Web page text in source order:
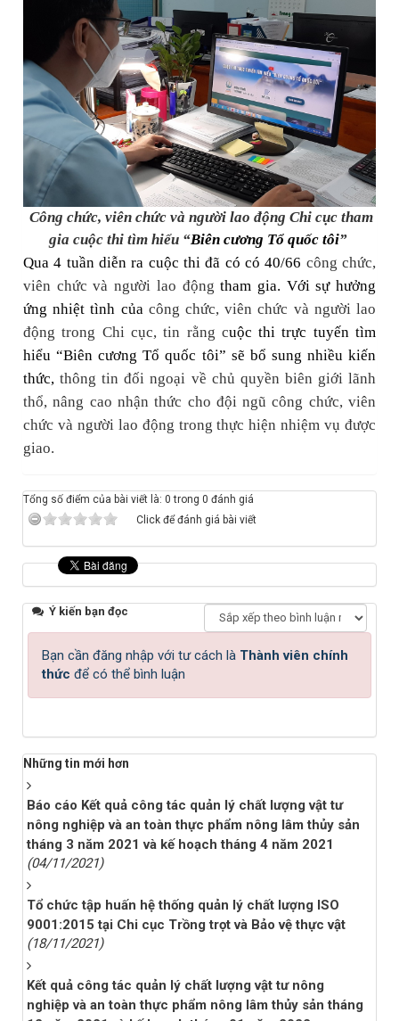
Công chức, viên chức và người lao động Chi cục tham
gia cuộcthi tìm hiểu “Biên cương Tổ quốc tôi”
Qua 4 tuần diễn ra cuộc thi đã có có 40/66 công chức,
viên chức vàngười lao động tham gia. Với sự hưởng
ứng nhiệt tình của công chức, viên chức và người lao
động trong Chi cục, tin rằng cuộc thi trực tuyến tìm
hiểu “Biên cương Tổ quốc tôi” sẽ bổ sung nhiều kiến
thức,thông tin đối ngoại về chủ quyền biên giới lãnh
thổ, nâng cao nhận thức cho đội ngũcông chức, viên
chức và người lao động trong thực hiện nhiệm vụ được
giao.
Tổng số điểm của bài viết là: 0 trong 0 đánh giá
Click để đánh giá bài viết
Ý kiến bạn đọc
Bạn cần đăng nhập với tư cách là Thành viên chính
thức để có thể bình luận
Những tin mới hơn
Báo cáo Kết quả công tác quản lý chất lượng vật tư
nông nghiệp và an toàn thực phẩm nông lâm thủy sản
tháng 3 năm 2021 và kế hoạch tháng 4 năm 2021
(04/11/2021)
Tổ chức tập huấn hệ thống quản lý chất lượng ISO
9001:2015 tại Chi cục Trồng trọt và Bảo vệ thực vật
(18/11/2021)
Kết quả công tác quản lý chất lượng vật tư nông
nghiệp và an toàn thực phẩm nông lâm thủy sản tháng